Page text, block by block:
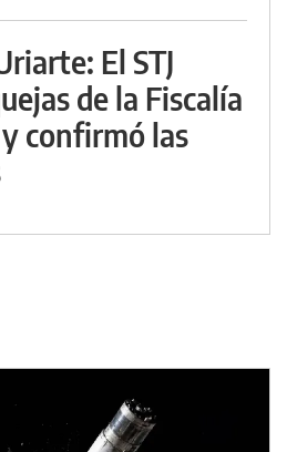
El STJ
de la Fiscalía
confirmó las